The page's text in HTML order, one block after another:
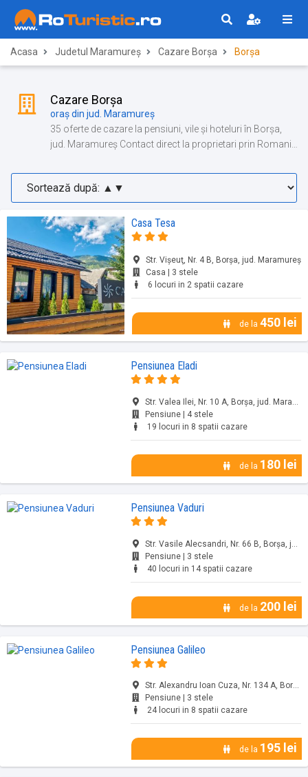
Acasa Judetul Maramureș Cazare Borșa Borșa
Cazare Borșa
oraș din jud. Maramureș
35 oferte de cazare la pensiuni, vile și hoteluri în Borșa,
jud. Maramureș Contact direct la proprietari prin Romania
Casa Tesa
Str. Vişeuţ, Nr. 4 B, Borșa, jud. Maramureș
Casa | 3 stele
6 locuri in 2 spatii cazare
de la 450 lei
Pensiunea Eladi
Str. Valea Ilei, Nr. 10 A, Borșa, jud. Maramureș
Pensiune | 4 stele
19 locuri in 8 spatii cazare
de la 180 lei
Pensiunea Vaduri
Str. Vasile Alecsandri, Nr. 66 B, Borșa, jud. Maramureș
Pensiune | 3 stele
40 locuri in 14 spatii cazare
de la 200 lei
Pensiunea Galileo
Str. Alexandru Ioan Cuza, Nr. 134 A, Borșa, jud. Maramureș
Pensiune | 3 stele
24 locuri in 8 spatii cazare
de la 195 lei